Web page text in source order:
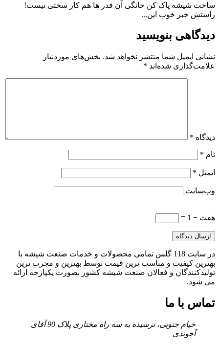
ساخت شیشه پاک کن خانگی آن قدر ها هم کار سختی نیست!
راستش خبر خوب این...
دیدگاهی بنویسید
نشانی ایمیل شما منتشر نخواهد شد. بخش‌های موردنیاز
علامت‌گذاری شده‌اند *
دیدگاه *
نام *
ایمیل *
وب‌سایت
هفت − 1 =
در سایت 118 گلس تمامی محصولات و خدمات صنعت شیشه با
بهترین کیفیت و مناسب ترین قیمت توسط بهترین و مجرب ترین
تولیدکنندگان و فعالان صنعت شیشه کشور بصورت یکپارجه ارائه
می شود.
تماس با ما
خیام جنوبی، نرسیده به سه راه مختاری پلاک 90 آقای
آخوندی